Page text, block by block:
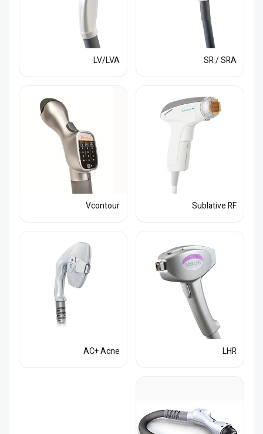
SR / SRA
LV/LVA
Sublative RF
Vcontour
LHR
AC+ Acne